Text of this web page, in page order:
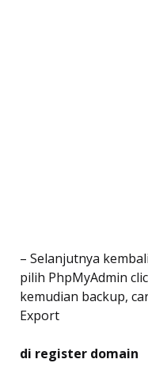
– Selanjutnya
pilih PhpMyAdmin
kemudian backup,
Export
di register domain